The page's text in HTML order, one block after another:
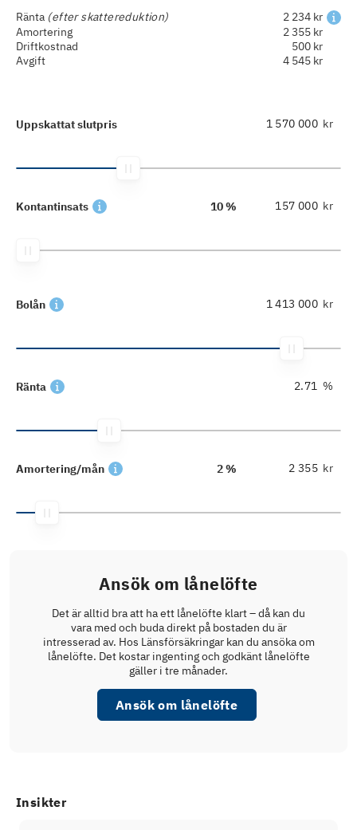
Ränta (efter skattereduktion)
2 234 kr
Amortering
2 355 kr
Driftkostnad
500 kr
Avgift
4 545 kr
Uppskattat slutpris kr
Kontantinsats 10 % kr
Bolån kr
Ränta %
Amortering/mån 2 % kr
Ansök om lånelöfte
Det är alltid bra att ha ett lånelöfte klart – då kan du
vara med och buda direkt på bostaden du är
intresserad av. Hos Länsförsäkringar kan du ansöka om
lånelöfte. Det kostar ingenting och godkänt lånelöfte
gäller i tre månader.
Ansök om lånelöfte
Insikter